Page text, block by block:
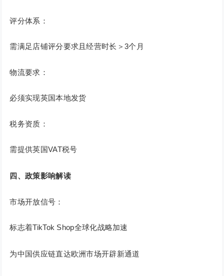
评分体系：
需满足店铺评分要求且经营时长＞3个月
物流要求：
必须实现英国本地发货
税务资质：
需提供英国VAT税号
四、政策影响解读
市场开放信号：
标志着TikTok Shop全球化战略加速
为中国供应链直达欧洲市场开辟新通道